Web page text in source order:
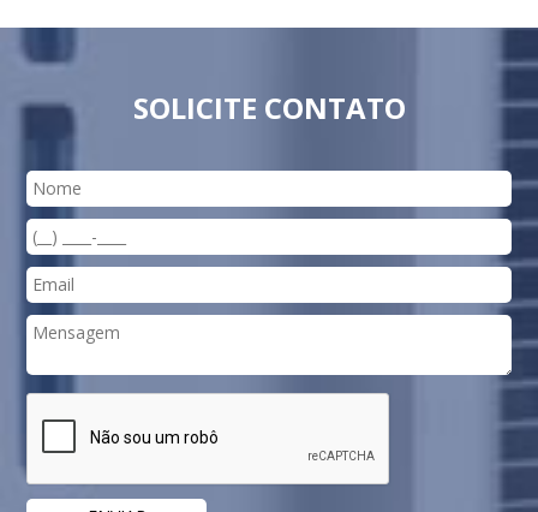
SOLICITE CONTATO